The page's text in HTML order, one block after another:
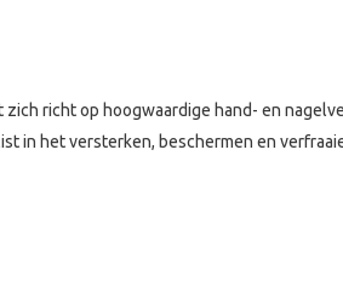
zich richt op hoogwaardige hand- en
in het versterken, beschermen en